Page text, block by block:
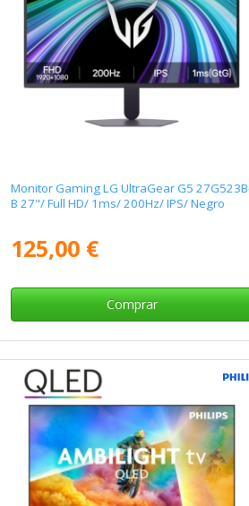
Monitor Gaming LG UltraGear G5
B 27"/ Full HD/ 1ms/ 200Hz/ IPS/ Negro
125,00 €
Comprar